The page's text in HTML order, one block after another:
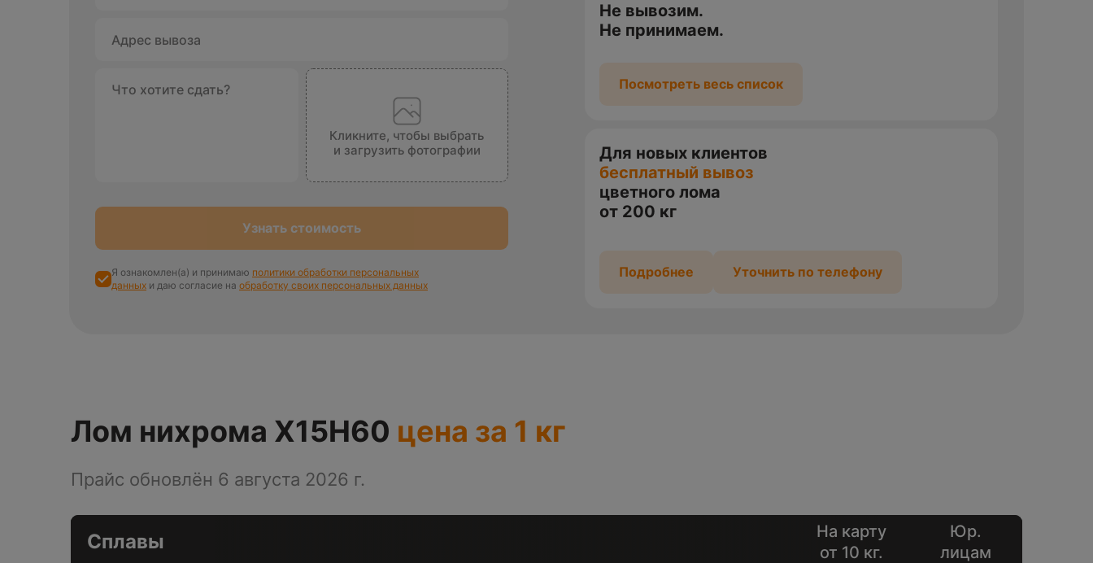
Кликните, чтобы выбрать
и загрузить фотографии
Узнать стоимость
Я ознакомлен(а) и принимаю политики обработки персональных
данных и даю согласие на обработку своих персональных данных
Не вывозим.
Не принимаем.
Посмотреть весь список
Для новых клиентов
бесплатный вывоз
цветного лома
от 200 кг
Подробнее Уточнить по телефону
Лом нихрома Х15Н60 цена за 1 кг
Прайс обновлён 6 августа 2026 г.
Сплавы
На карту
от 10 кг.
Юр.
лицам